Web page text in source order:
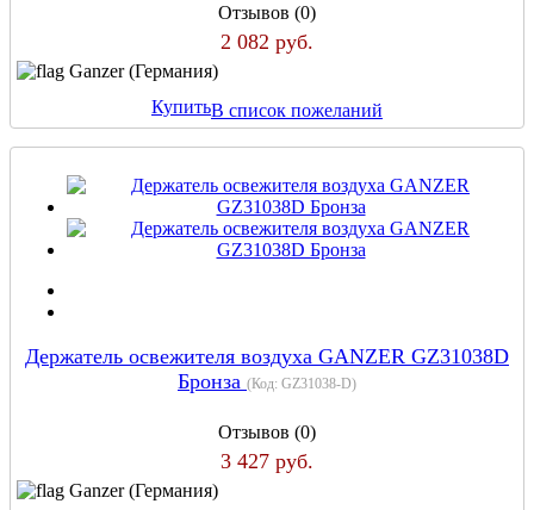
Отзывов (0)
2 082 руб.
Ganzer (Германия)
КупитьВ список пожеланий
Держатель освежителя воздуха GANZER GZ31038D
Бронза (Код: GZ31038-D)
Отзывов (0)
3 427 руб.
Ganzer (Германия)